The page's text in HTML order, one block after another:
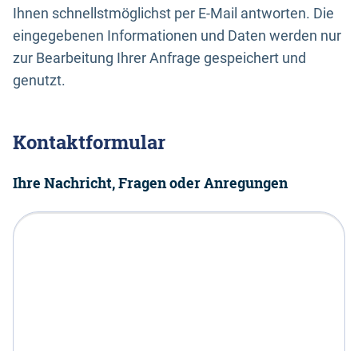
Ihnen schnellstmöglichst per E-Mail antworten. Die
eingegebenen Informationen und Daten werden nur
zur Bearbeitung Ihrer Anfrage gespeichert und
genutzt.
Kontaktformular
Ihre Nachricht, Fragen oder Anregungen